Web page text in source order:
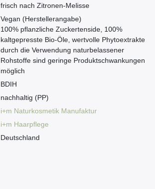
frisch nach Zitronen-Melisse
Vegan (Herstellerangabe)
100% pflanzliche Zuckertenside, 100%
kaltgepresste Bio-Öle, wertvolle Phytoextrakte
durch die Verwendung naturbelassener
Rohstoffe sind geringe Produktschwankungen
möglich
BDIH
nachhaltig (PP)
i+m Naturkosmetik Manufaktur
i+m Haarpflege
Deutschland